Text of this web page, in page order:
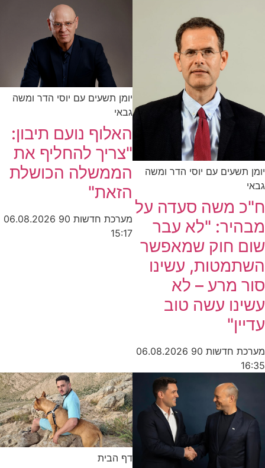
יומן תשעים עם יוסי הדר ומשה
גבאי
ח"כ משה סעדה על
מבהיר: "לא עבר
שום חוק שמאפשר
השתמטות, עשינו
סור מרע – לא
עשינו עשה טוב
עדיין"
מערכת חדשות 90
06.08.2026
16:35
יומן תשעים עם יוסי הדר ומשה
גבאי
האלוף נועם תיבון:
"צריך להחליף את
הממשלה הכושלת
הזאת"
מערכת חדשות 90
06.08.2026
15:17
דף הבית